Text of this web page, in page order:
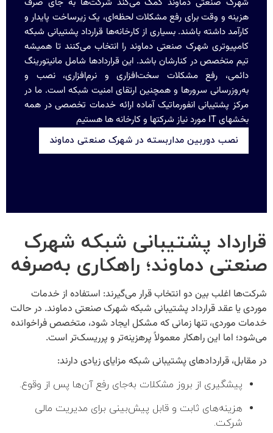
هزینه و وقت برای رفع مشکلات لحظه‌ای، یک زیرساخت پایدار و
کارآمد داشته باشند. بسیاری از کارخانه‌ها قرارداد پشتیبانی شبکه
کامپیوتری شهرک صنعتی دماوند را انتخاب می‌کنند تا همیشه
تیم متخصص در کنارشان باشد. این قراردادها شامل مانیتورینگ
دائمی، رفع مشکلات سخت‌افزاری و نرم‌افزاری، نصب و
به‌روزرسانی سرورها و همچنین ارتقای امنیت شبکه است. ما در
مرکز پشتیبانی انفورماتیک آماده ارائه خدمات تخصصی در همه
بخشهای IT مورد نیاز شرکتها و کارخانه ها هستیم
نصب دوربین مداربسته در شهرک صنعتی دماوند
قرارداد پشتیبانی شبکه شهرک
صنعتی دماوند؛ راهکاری به‌صرفه
شرکت‌ها اغلب بین دو انتخاب قرار می‌گیرند: استفاده از خدمات
موردی یا عقدقرارداد پشتیبانی شبکه شهرک صنعتی دماوند. در حالت
خدمات موردی، تنها زمانی که مشکل ایجاد شود، متخصص فراخوانده
می‌شود؛ اما این راهکار معمولاً پرهزینه‌تر و پرریسک‌تر است.
در مقابل، قراردادهای پشتیبانی شبکه مزایای زیادی دارند:
پیشگیری از بروز مشکلات به‌جای رفع آن‌ها پس از وقوع.
هزینه‌های ثابت و قابل پیش‌بینی برای مدیریت مالی
شرکت.